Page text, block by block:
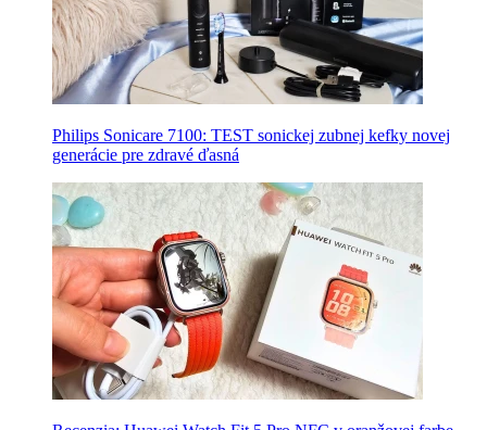
Philips Sonicare 7100: TEST sonickej zubnej kefky novej
generácie pre zdravé ďasná